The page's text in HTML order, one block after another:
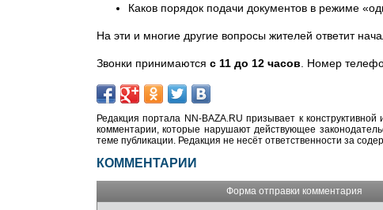
Каков порядок подачи документов в режиме
На эти и многие другие вопросы жителей ответит
Звонки принимаются с 11 до 12 часов . Номер
Редакция портала NN-BAZA.RU призывает к
комментарии, которые нарушают действующее
теме публикации. Редакция не несёт ответственности за
КОММЕНТАРИИ
Форма отправки комментария